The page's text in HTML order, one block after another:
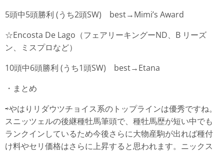
5頭中5頭勝利 (うち2頭SW) best→Mimi’s Award
☆Encosta De Lago（フェアリーキングーND、B リーズ
ン、ミスプロなど）
10頭中6頭勝利 (うち1頭SW) best→Etana
・まとめ
⇨やはりリダウツチョイス系のトップラインは優秀ですね。
スニッツェルの後継種牡馬筆頭で、種牡馬歴が短い中でも
ランクインしているため今後さらに大物産駒が出れば種付
け料やセリ価格はさらに上昇すると思われます。ニックス